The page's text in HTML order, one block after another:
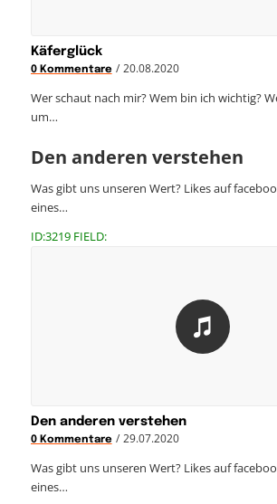
Käferglück
0 Kommentare / 20.08.2020
Wer schaut nach mir? Wem bin ich wichtig?
um…
Den anderen verstehen
Was gibt uns unseren Wert? Likes auf
eines…
ID:3219 FIELD:
Den anderen verstehen
0 Kommentare / 29.07.2020
Was gibt uns unseren Wert? Likes auf
eines…